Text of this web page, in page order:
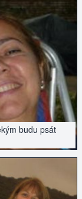
budu psát
INZERÁT